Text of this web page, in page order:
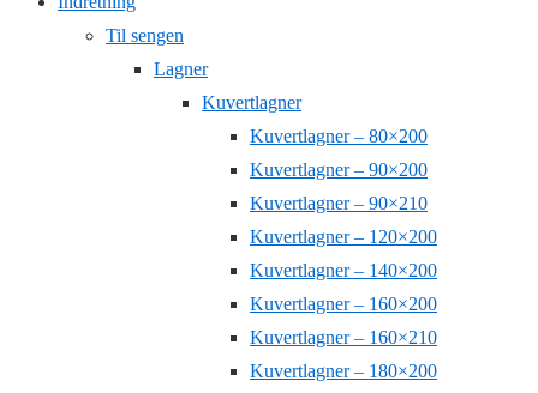
Til sengen
Lagner
Kuvertlagner
Kuvertlagner – 80×200
Kuvertlagner – 90×200
Kuvertlagner – 90×210
Kuvertlagner – 120×200
Kuvertlagner – 140×200
Kuvertlagner – 160×200
Kuvertlagner – 160×210
Kuvertlagner – 180×200